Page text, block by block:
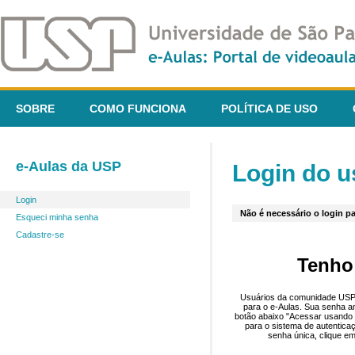
SOBRE COMO FUNCIONA POLÍTICA DE USO
e-Aulas da USP
Login
Esqueci minha senha
Cadastre-se
Login do
Não é necessário o login
Usuários da comunidade
para o e-Aulas. Sua senha
botão abaixo "Acessar
para o sistema de
senha única, clique